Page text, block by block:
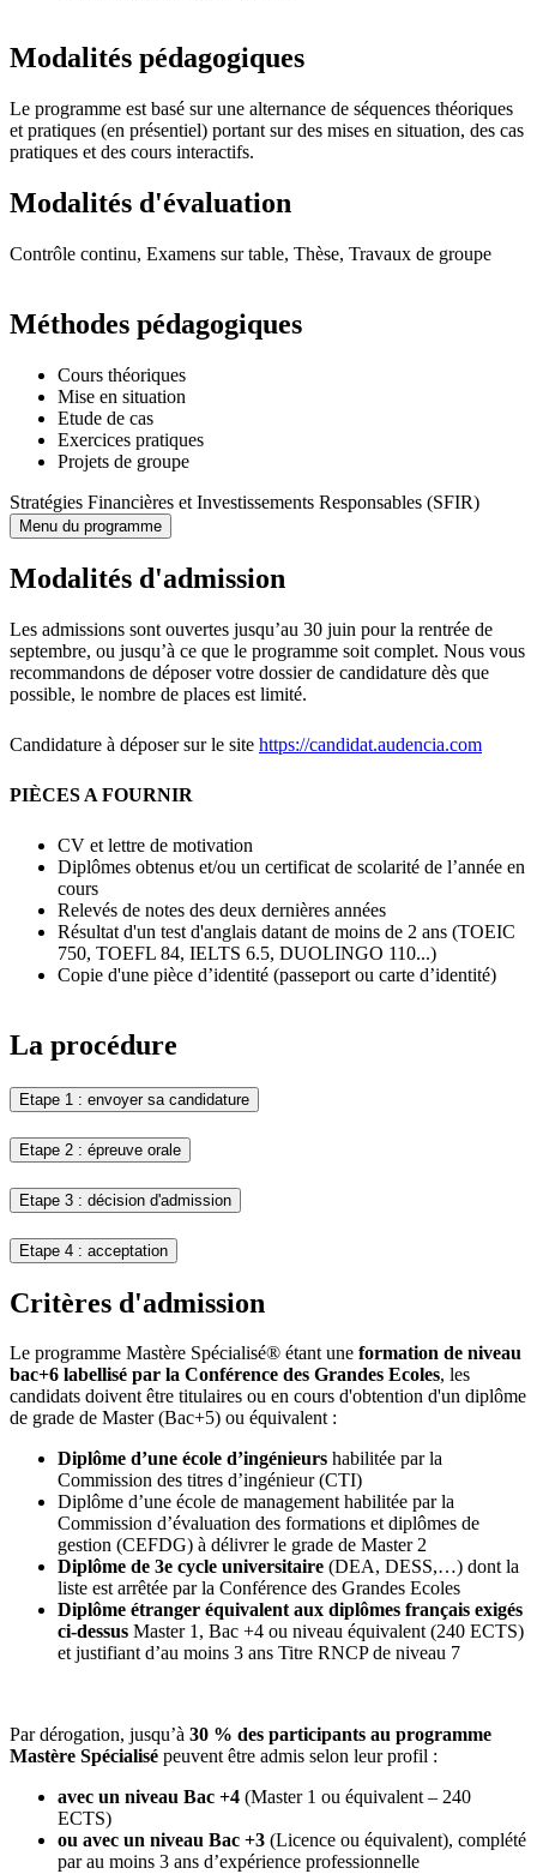
Modalités pédagogiques
Le programme est basé sur une alternance de séquences théoriques
et pratiques (en présentiel) portant sur des mises en situation, des cas
pratiques et des cours interactifs.
Modalités d'évaluation
Contrôle continu, Examens sur table, Thèse, Travaux de groupe
Méthodes pédagogiques
Cours théoriques
Mise en situation
Etude de cas
Exercices pratiques
Projets de groupe
Stratégies Financières et Investissements Responsables (SFIR)
Menu du programme
Modalités d'admission
Les admissions sont ouvertes jusqu’au 30 juin pour la rentrée de
septembre, ou jusqu’à ce que le programme soit complet. Nous vous
recommandons de déposer votre dossier de candidature dès que
possible, le nombre de places est limité.
Candidature à déposer sur le site https://candidat.audencia.com
PIÈCES A FOURNIR
CV et lettre de motivation
Diplômes obtenus et/ou un certificat de scolarité de l’année en
cours
Relevés de notes des deux dernières années
Résultat d'un test d'anglais datant de moins de 2 ans (TOEIC
750, TOEFL 84, IELTS 6.5, DUOLINGO 110...)
Copie d'une pièce d’identité (passeport ou carte d’identité)
La procédure
Etape 1 : envoyer sa candidature
Etape 2 : épreuve orale
Etape 3 : décision d'admission
Etape 4 : acceptation
Critères d'admission
Le programme Mastère Spécialisé® étant une formation de niveau
bac+6 labellisé par la Conférence des Grandes Ecoles, les
candidats doivent être titulaires ou en cours d'obtention d'un diplôme
de grade de Master (Bac+5) ou équivalent :
Diplôme d’une école d’ingénieurs habilitée par la
Commission des titres d’ingénieur (CTI)
Diplôme d’une école de management habilitée par la
Commission d’évaluation des formations et diplômes de
gestion (CEFDG) à délivrer le grade de Master 2
Diplôme de 3e cycle universitaire (DEA, DESS,…) dont la
liste est arrêtée par la Conférence des Grandes Ecoles
Diplôme étranger équivalent aux diplômes français exigés
ci-dessus Master 1, Bac +4 ou niveau équivalent (240 ECTS)
et justifiant d’au moins 3 ans Titre RNCP de niveau 7
Par dérogation, jusqu’à 30 % des participants au programme
Mastère Spécialisé peuvent être admis selon leur profil :
avec un niveau Bac +4 (Master 1 ou équivalent – 240
ECTS)
ou avec un niveau Bac +3 (Licence ou équivalent), complété
par au moins 3 ans d’expérience professionnelle